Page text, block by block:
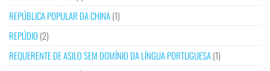
REPÚBLICA POPULAR DA CHINA(1)
REPÚDIO (2)
REQUERENTE DE ASILO SEM DOMÍNIO DA LÍNGUA PORTUGUESA(1)